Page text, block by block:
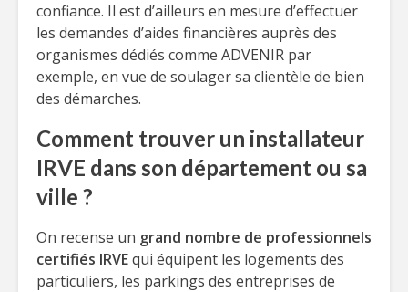
confiance. Il est d’ailleurs en mesure d’effectuer
les demandes d’aides financières auprès des
organismes dédiés comme ADVENIR par
exemple, en vue de soulager sa clientèle de bien
des démarches.
Comment trouver un installateur
IRVE dans son département ou sa
ville ?
On recense un grand nombre de professionnels
certifiés IRVEqui équipent les logements des
particuliers, les parkings des entreprises de